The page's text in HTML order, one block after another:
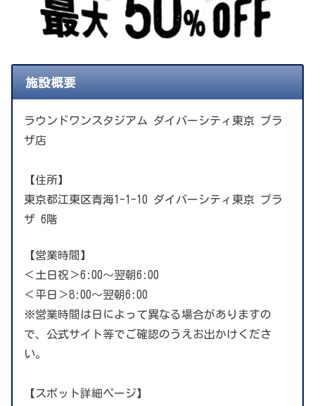
施設概要
ラウンドワンスタジアム ダイバーシティ東京 プラ
ザ店
【住所】
東京都江東区青海1-1-10 ダイバーシティ東京 プラ
ザ 6階
【営業時間】
＜土日祝＞6:00～翌朝6:00
＜平日＞8:00～翌朝6:00
※営業時間は日によって異なる場合がありますの
で、公式サイト等でご確認のうえお出かけくださ
い。
【スポット詳細ページ】